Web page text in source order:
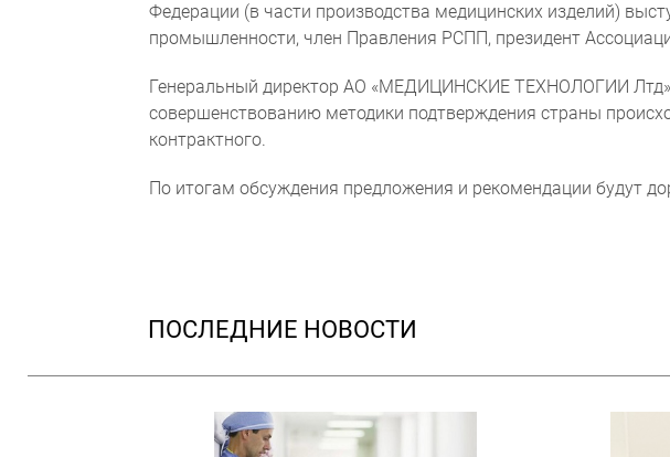
Федерации (в части производства медицинских изделий)
промышленности, член Правления РСПП, президент
Генеральный директор АО «МЕДИЦИНСКИЕ ТЕХНОЛОГИИ Лтд»
совершенствованию методики подтверждения страны
контрактного.
По итогам обсуждения предложения и рекомендации будут
ПОСЛЕДНИЕ НОВОСТИ